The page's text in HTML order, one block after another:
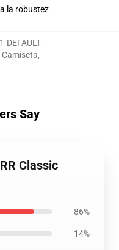
la robustez
DEFAULT
,
Say
Classic
86%
14%